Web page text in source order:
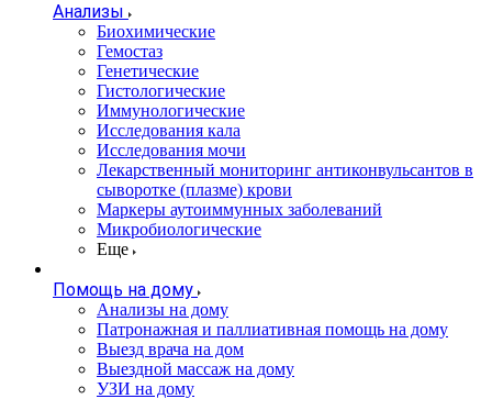
Анализы
Биохимические
Гемостаз
Генетические
Гистологические
Иммунологические
Исследования кала
Исследования мочи
Лекарственный мониторинг антиконвульсантов в
сыворотке (плазме) крови
Маркеры аутоиммунных заболеваний
Микробиологические
Еще
Помощь на дому
Анализы на дому
Патронажная и паллиативная помощь на дому
Выезд врача на дом
Выездной массаж на дому
УЗИ на дому